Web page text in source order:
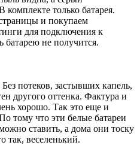
только батарея.
и покупаем
для подключения к
батарею не получится.
потеков, застывших капель,
другого оттенка. Фактура и
хорошо. Так это еще и
тому что эти белые батареи
ставить, а дома они тоску
так, веселенький.